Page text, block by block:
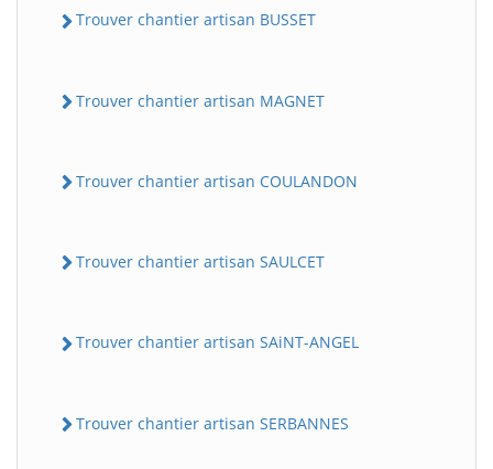
Trouver chantier artisan BUSSET
Trouver chantier artisan MAGNET
Trouver chantier artisan COULANDON
Trouver chantier artisan SAULCET
Trouver chantier artisan SAiNT-ANGEL
Trouver chantier artisan SERBANNES